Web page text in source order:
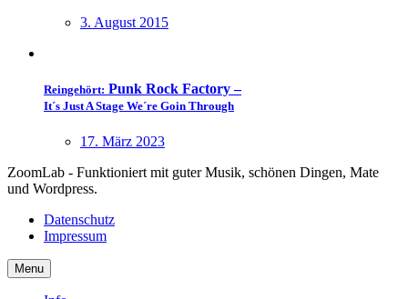
3. August 2015
Reingehört: Punk Rock Factory –
It´s Just A Stage We´re Goin Through
17. März 2023
ZoomLab - Funktioniert mit guter Musik, schönen Dingen, Mate
und Wordpress.
Datenschutz
Impressum
Menu